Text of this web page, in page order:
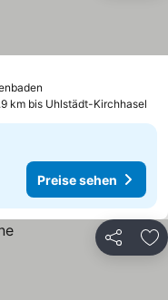
km bis Uhlstädt-Kirchhasel
Preise sehen
Teilen